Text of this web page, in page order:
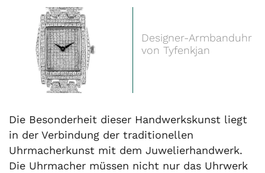
Designer-Armbanduhr
von Tyfenkjan
Die Besonderheit dieser Handwerkskunst liegt
in der Verbindung der traditionellen
Uhrmacherkunst mit dem Juwelierhandwerk.
Die Uhrmacher müssen nicht nur das Uhrwerk